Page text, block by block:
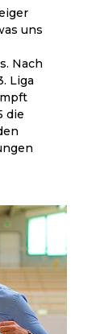
uns
Nach
Liga
die